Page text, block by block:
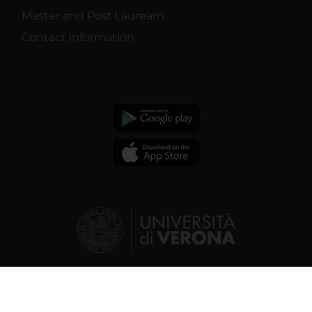
Master and Post Lauream
Contact information